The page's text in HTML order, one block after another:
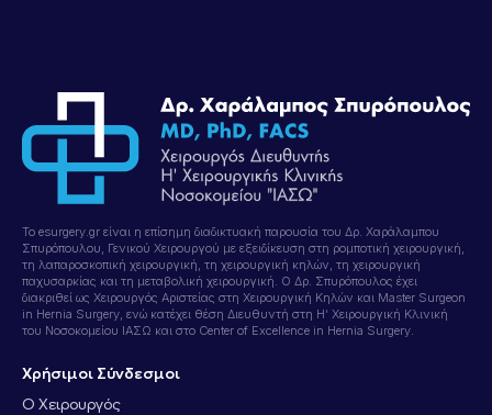
Το esurgery.gr είναι η επίσημη διαδικτυακή παρουσία του Δρ. Χαράλαμπου
Σπυρόπουλου, Γενικού Χειρουργού με εξειδίκευση στη ρομποτική χειρουργική,
τη λαπαροσκοπική χειρουργική, τη χειρουργική κηλών, τη χειρουργική
παχυσαρκίας και τη μεταβολική χειρουργική. Ο Δρ. Σπυρόπουλος έχει
διακριθεί ως Χειρουργός Αριστείας στη Χειρουργική Κηλών και Master Surgeon
in Hernia Surgery, ενώ κατέχει θέση Διευθυντή στη Η’ Χειρουργική Κλινική
του Νοσοκομείου ΙΑΣΩ και στο Center of Excellence in Hernia Surgery.
Χρήσιμοι Σύνδεσμοι
Ο Χειρουργός